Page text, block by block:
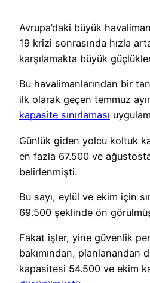
Avrupa’daki büyük
19 krizi sonrasında hızla
karşılamakta büyük
Bu havalimanlarından bir
ilk olarak geçen temmuz
kapasite sınırlaması
Günlük giden yolcu koltuk
en fazla 67.500 ve
belirlenmişti.
Bu sayı, eylül ve ekim için
69.500 şeklinde ön
Fakat işler, yine güvenlik
bakımından, planlanandan
kapasitesi 54.500 ve ekim